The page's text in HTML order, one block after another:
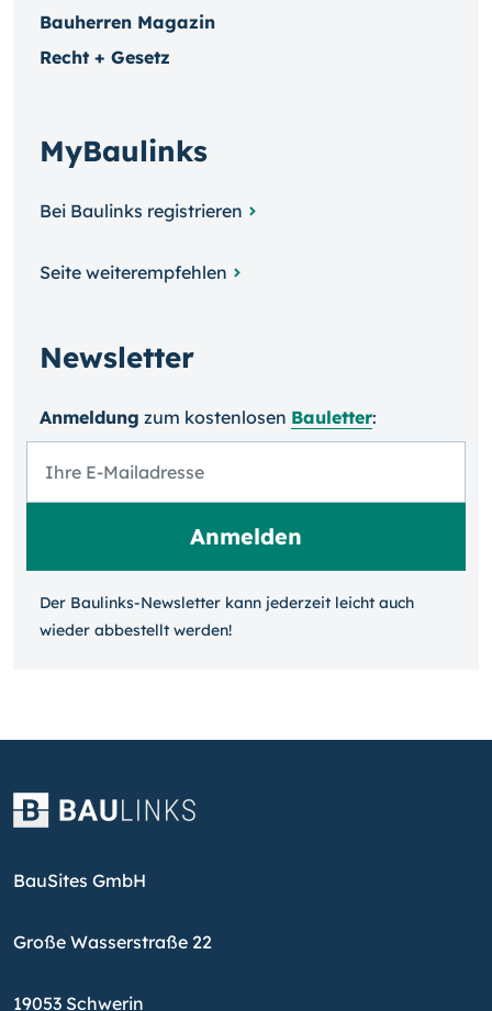
Bauherren Magazin
Recht + Gesetz
MyBaulinks
Bei Baulinks registrieren
Seite weiterempfehlen
Newsletter
Anmeldung zum kosten­losen Bauletter:
Der Baulinks-Newsletter kann jeder­zeit leicht auch
wieder ab­bestellt werden!
BauSites GmbH
Große Wasserstraße 22
19053 Schwerin